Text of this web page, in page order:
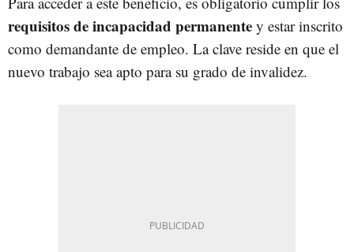
requisitos de incapacidad permanente y estar inscrito
como demandante de empleo. La clave reside en que el
nuevo trabajo sea apto para su grado de invalidez.